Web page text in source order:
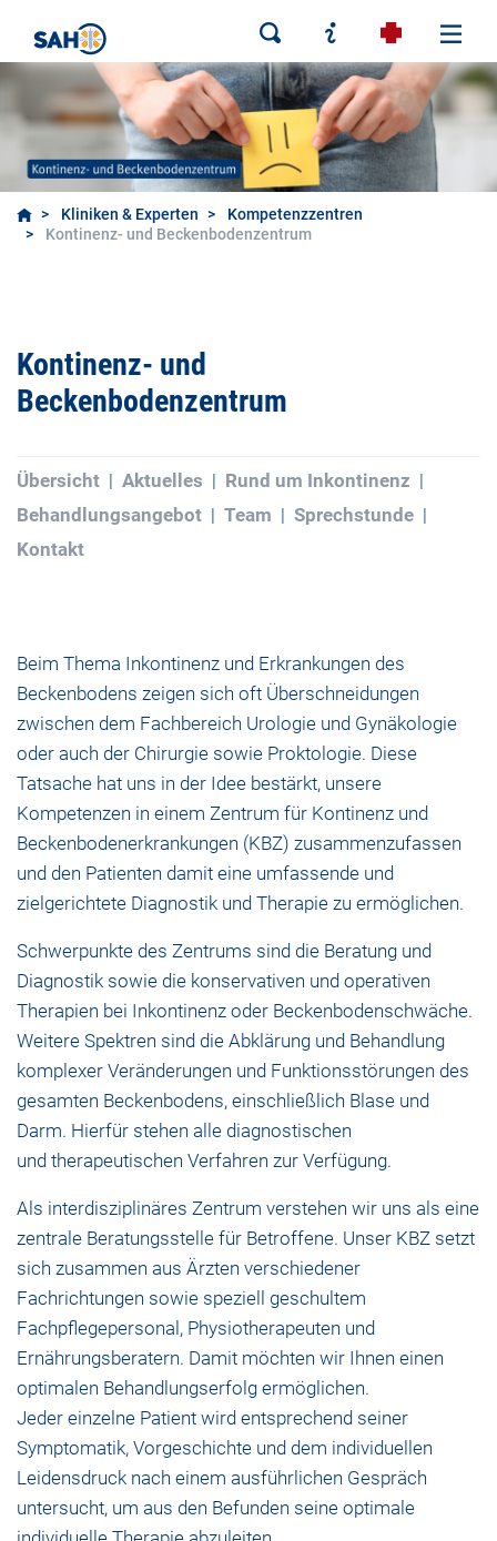
Kliniken & Experten
Kompetenzzentren
Kontinenz- und Beckenbodenzentrum
Kontinenz- und
Beckenbodenzentrum
Übersicht Aktuelles
Rund um Inkontinenz
Behandlungsangebot
Team
Sprechstunde
Kontakt
Beim Thema Inkontinenz und Erkrankungen des
Beckenbodens zeigen sich oft Überschneidungen
zwischen dem Fachbereich Urologie und Gynäkologie
oder auch der Chirurgie sowie Proktologie. Diese
Tatsache hat uns in der Idee bestärkt, unsere
Kompetenzen in einem Zentrum für Kontinenz und
Beckenbodenerkrankungen (KBZ) zusammenzufassen
und den Patienten damit eine umfassende und
zielgerichtete Diagnostik und Therapie zu ermöglichen.
Schwerpunkte des Zentrums sind die Beratung und
Diagnostik sowie die konservativen und operativen
Therapien bei Inkontinenz oder Beckenbodenschwäche.
Weitere Spektren sind die Abklärung und Behandlung
komplexer Veränderungen und Funktionsstörungen des
gesamten Beckenbodens, einschließlich Blase und
Darm. Hierfür stehen alle diagnostischen
und therapeutischen Verfahren zur Verfügung.
Als interdisziplinäres Zentrum verstehen wir uns als eine
zentrale Beratungsstelle für Betroffene. Unser KBZ setzt
sich zusammen aus Ärzten verschiedener
Fachrichtungen sowie speziell geschultem
Fachpflegepersonal, Physiotherapeuten und
Ernährungsberatern. Damit möchten wir Ihnen einen
optimalen Behandlungserfolg ermöglichen.
Jeder einzelne Patient wird entsprechend seiner
Symptomatik, Vorgeschichte und dem individuellen
Leidensdruck nach einem ausführlichen Gespräch
untersucht, um aus den Befunden seine optimale